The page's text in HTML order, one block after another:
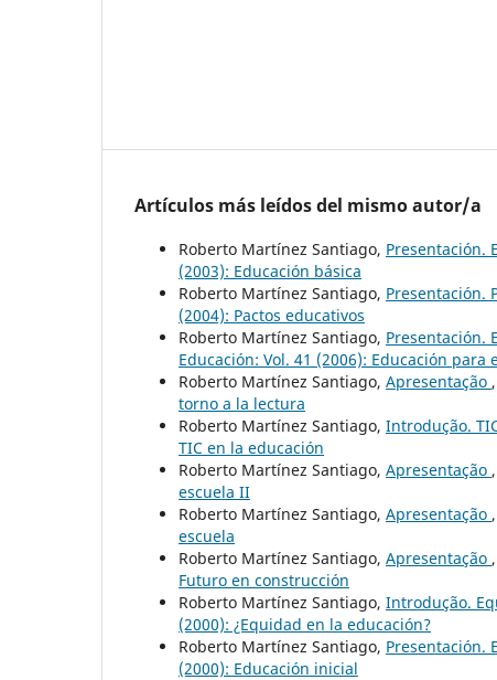
Artículos más leídos del mismo autor/a
Roberto Martínez Santiago, Presentación.
(2003): Educación básica
Roberto Martínez Santiago, Presentación.
(2004): Pactos educativos
Roberto Martínez Santiago, Presentación.
Educación: Vol. 41 (2006): Educación
Roberto Martínez Santiago, Apresentação ,
torno a la lectura
Roberto Martínez Santiago, Introdução.
TIC en la educación
Roberto Martínez Santiago, Apresentação ,
escuela II
Roberto Martínez Santiago, Apresentação ,
escuela
Roberto Martínez Santiago, Apresentação ,
Futuro en construcción
Roberto Martínez Santiago, Introdução.
(2000): ¿Equidad en la educación?
Roberto Martínez Santiago, Presentación.
(2000): Educación inicial